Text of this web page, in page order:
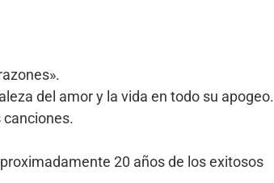
del amor y la vida en todo su apogeo.
canciones.
20 años de los exitosos